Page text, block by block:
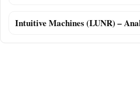
Intuitive Machines (LUNR) –